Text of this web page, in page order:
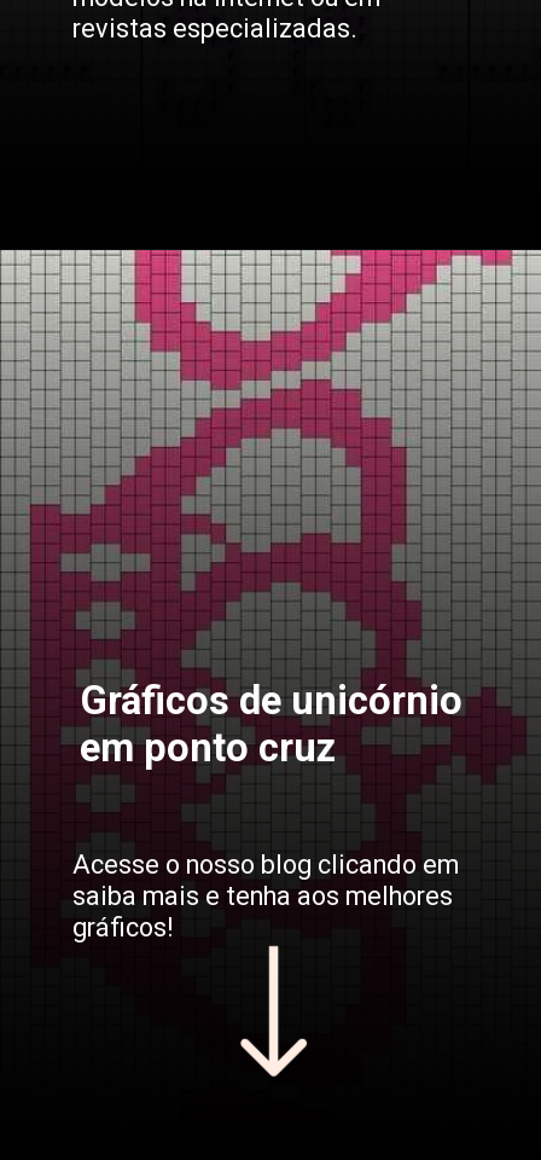
revistas especializadas.
Opening
Gráficos de unicórnio
em ponto cruz
Acesse o nosso blog clicando em
saiba mais e tenha aos melhores
gráficos!